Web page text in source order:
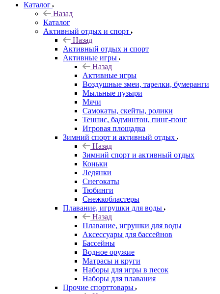
Каталог
Назад
Каталог
Активный отдых и спорт
Назад
Активный отдых и спорт
Активные игры
Назад
Активные игры
Воздушные змеи, тарелки, бумеранги
Мыльные пузыри
Мячи
Самокаты, скейты, ролики
Теннис, бадминтон, пинг-понг
Игровая площадка
Зимний спорт и активный отдых
Назад
Зимний спорт и активный отдых
Коньки
Ледянки
Снегокаты
Тюбинги
Снежкобластеры
Плавание, игрушки для воды
Назад
Плавание, игрушки для воды
Аксессуары для бассейнов
Бассейны
Водное оружие
Матрасы и круги
Наборы для игры в песок
Наборы для плавания
Прочие спорттовары